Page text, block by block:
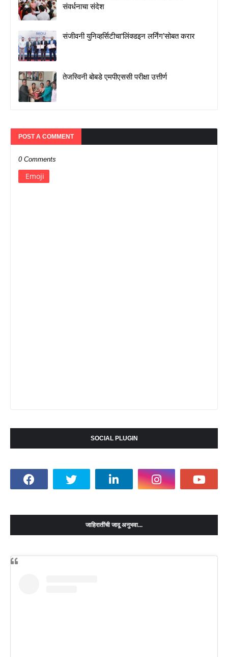
संवर्धनाचा संदेश
संजीवनी युनिव्हर्सिटीचा‘लिंक्डइन लर्निंग’सोबत करार
तेजस्विनी बोबडे एमपीएससी परीक्षा उत्तीर्ण
POST A COMMENT
0 Comments
Emoji
SOCIAL PLUGIN
जाहिरातींची जादू अनुभवा...